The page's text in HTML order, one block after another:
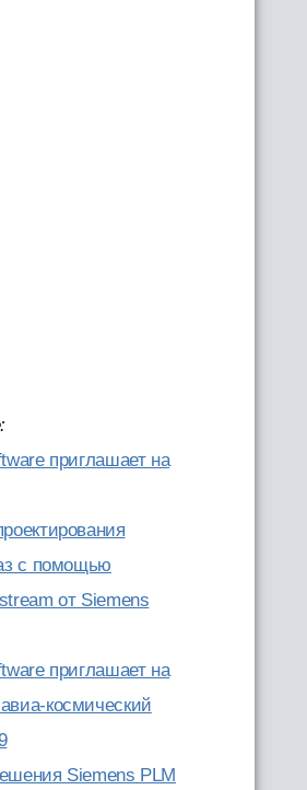
приглашает на
с помощью
от Siemens
приглашает на
космический
Siemens PLM